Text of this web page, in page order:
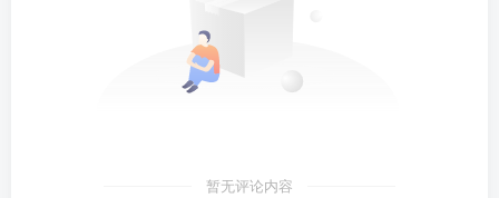
暂无评论内容